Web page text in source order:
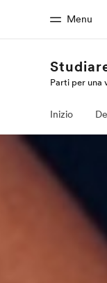
Menu
Parti per una
Inizio